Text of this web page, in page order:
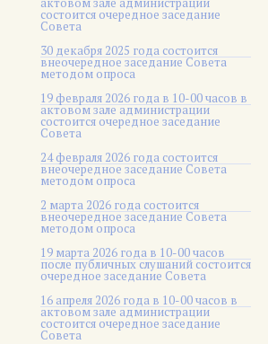
состоится очередное заседание
Совета
30 декабря 2025 года состоится
внеочередное заседание Совета
методом опроса
19 февраля 2026 года в 10-00 часов в
актовом зале администрации
состоится очередное заседание
Совета
24 февраля 2026 года состоится
внеочередное заседание Совета
методом опроса
2 марта 2026 года состоится
внеочередное заседание Совета
методом опроса
19 марта 2026 года в 10-00 часов
после публичных слушаний состоится
очередное заседание Совета
16 апреля 2026 года в 10-00 часов в
актовом зале администрации
состоится очередное заседание
Совета